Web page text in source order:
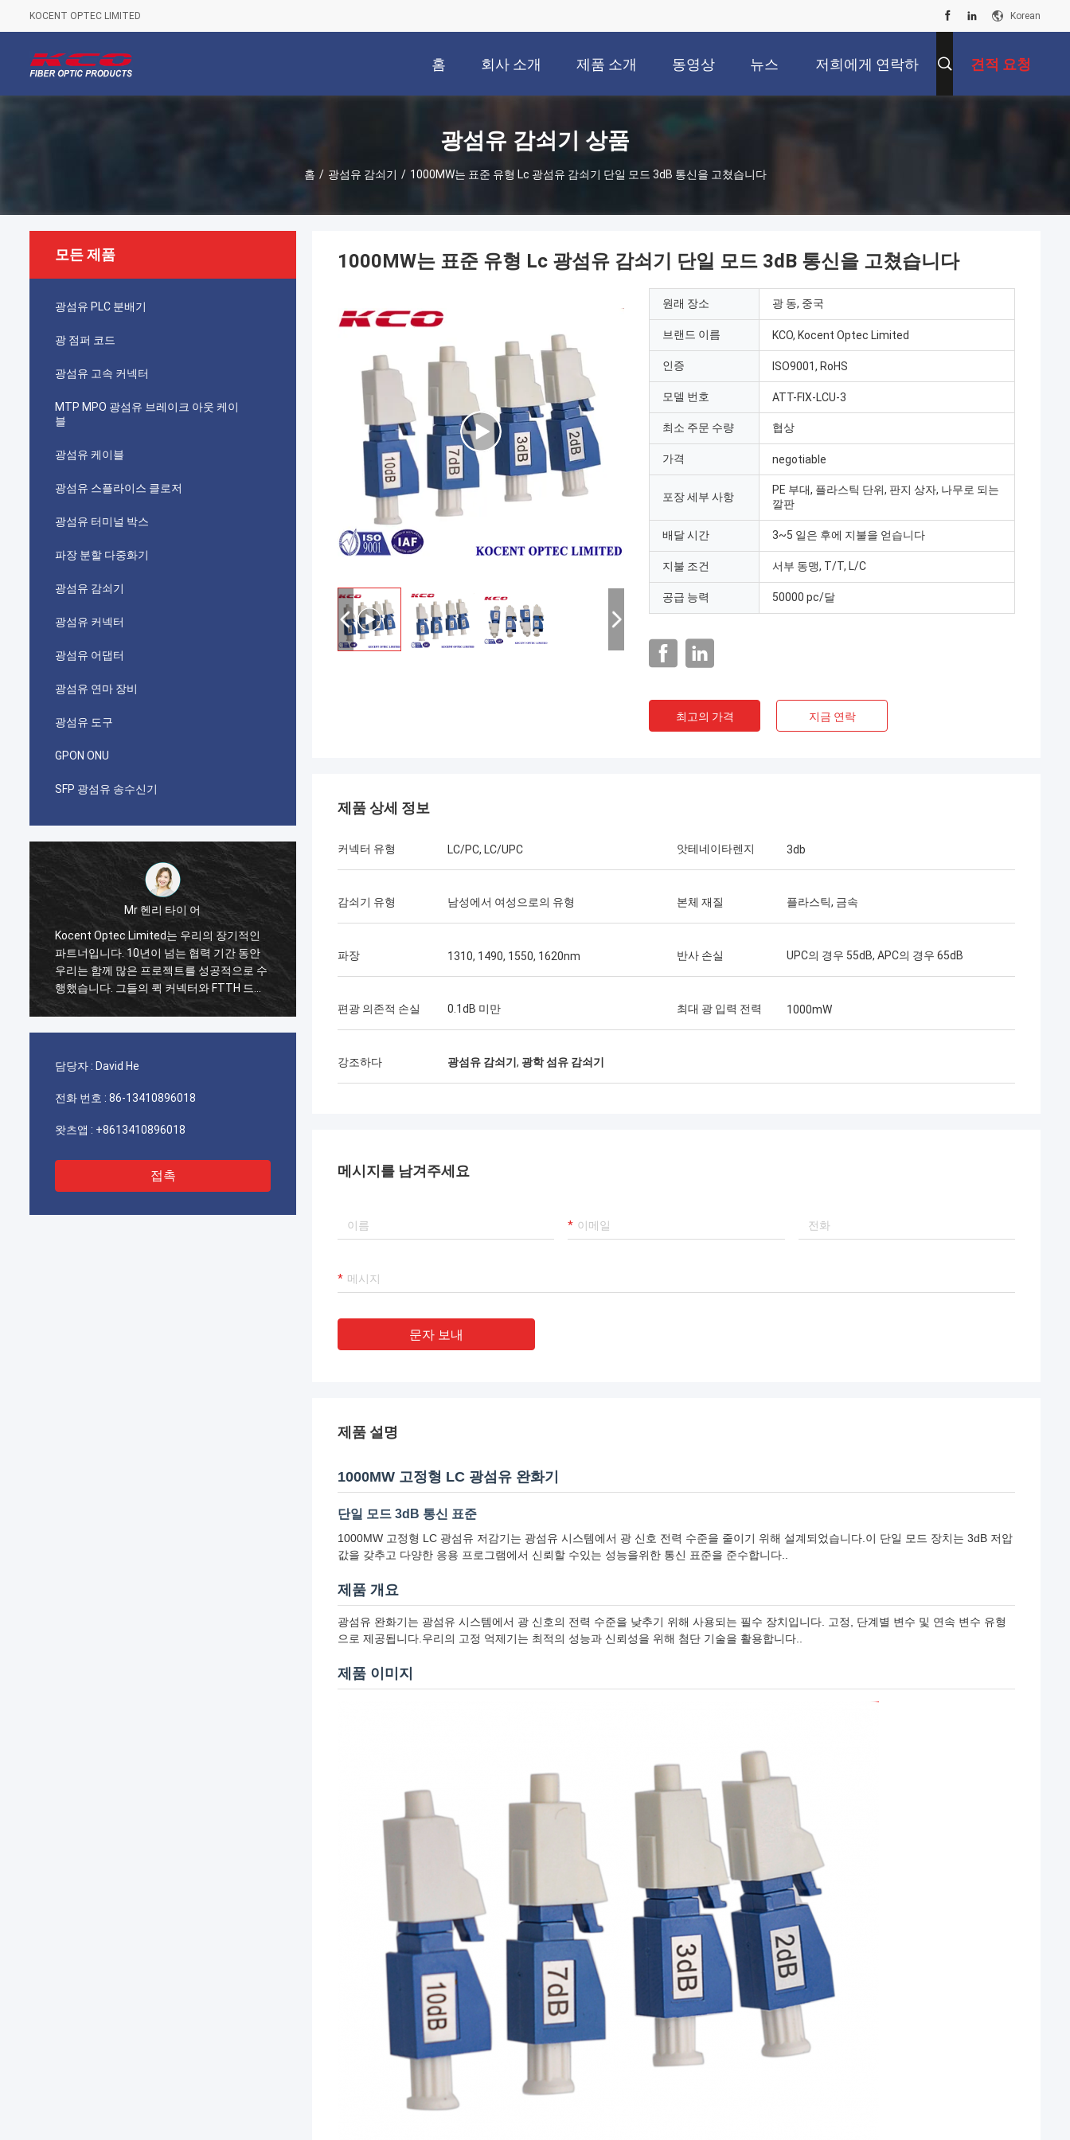
KOCENT OPTEC LIMITED Korean
홈 회사 소개 제품 소개 동영상 뉴스 저희에게 연락하 견적 요청
광섬유 감쇠기 상품
홈 / 광섬유 감쇠기 / 1000MW는 표준 유형 Lc 광섬유 감쇠기 단일 모드 3dB 통신을 고쳤습니다
모든 제품
광섬유 PLC 분배기
광 점퍼 코드
광섬유 고속 커넥터
MTP MPO 광섬유 브레이크 아웃 케이
블
광섬유 케이블
광섬유 스플라이스 클로저
광섬유 터미널 박스
파장 분할 다중화기
광섬유 감쇠기
광섬유 커넥터
광섬유 어댑터
광섬유 연마 장비
광섬유 도구
GPON ONU
SFP 광섬유 송수신기
Mr 파블로
나는 i가 코상 옵텍이 2014년에 제한된 채로
첫 번째 순서를 했을 때 놀랐습니다. GYXTW
케이블의 한 컨테이너 40GP와 빠른 연결기,
패치 코드와 어댑터를 위한 한 컨테이너
20GP. 그들은 단지 2 주에 이 명령을 완성했
기를 바랍니다.
Thang Nguyen 님
적인 파트너 중 하나입니다. 매달 2~3개의
섬유 액세서리의 품질이 매우 훌륭하다고 생
니다.
Mr 헨리 타이 어
파트너입니다. 10년이 넘는 협력 기간 동안
케이블 품질은 최고입니다. 현재 그들의 제품
담당자 : David He
전화 번호 : 86-13410896018
왓츠앱 : +8613410896018
접촉
1000MW는 표준 유형 Lc 광섬유 감쇠기 단일 모드 3dB 통신을 고쳤습니다
원래 장소 광 동, 중국
브랜드 이름 KCO, Kocent Optec Limited
인증 ISO9001, RoHS
모델 번호 ATT-FIX-LCU-3
최소 주문 수량 협상
가격 negotiable
포장 세부 사항
PE 부대, 플라스틱 단위, 판지 상자, 나무로 되는
깔판
배달 시간 3~5 일은 후에 지불을 얻습니다
지불 조건 서부 동맹, T/T, L/C
공급 능력 50000 pc/달
최고의 가격 지금 연락
제품 상세 정보
커넥터 유형 LC/PC, LC/UPC 앗테네이타렌지 3db
감쇠기 유형 남성에서 여성으로의 유형 본체 재질 플라스틱, 금속
파장 1310, 1490, 1550, 1620nm 반사 손실 UPC의 경우 55dB, APC의 경우 65dB
편광 의존적 손실 0.1dB 미만 최대 광 입력 전력 1000mW
강조하다 광섬유 감쇠기 , 광학 섬유 감쇠기
메시지를 남겨주세요
문자 보내
제품 설명
1000MW 고정형 LC 광섬유 완화기
단일 모드 3dB 통신 표준
1000MW 고정형 LC 광섬유 저감기는 광섬유 시스템에서 광 신호 전력 수준을 줄이기 위해 설계되었습니다.이 단일 모드 장치는 3dB 저압
값을 갖추고 다양한 응용 프로그램에서 신뢰할 수있는 성능을위한 통신 표준을 준수합니다..
제품 개요
광섬유 완화기는 광섬유 시스템에서 광 신호의 전력 수준을 낮추기 위해 사용되는 필수 장치입니다. 고정, 단계별 변수 및 연속 변수 유형
으로 제공됩니다.우리의 고정 억제기는 최적의 성능과 신뢰성을 위해 첨단 기술을 활용합니다..
제품 이미지